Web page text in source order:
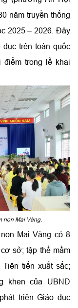
năm truyền thống
2025 – 2026. Đây
trên toàn quốc
trong lễ khai
non Mai Vàng.
Mai Vàng có 8
sở; tập thể mầm
tiến xuất sắc;
khen của UBND
triển Giáo dục